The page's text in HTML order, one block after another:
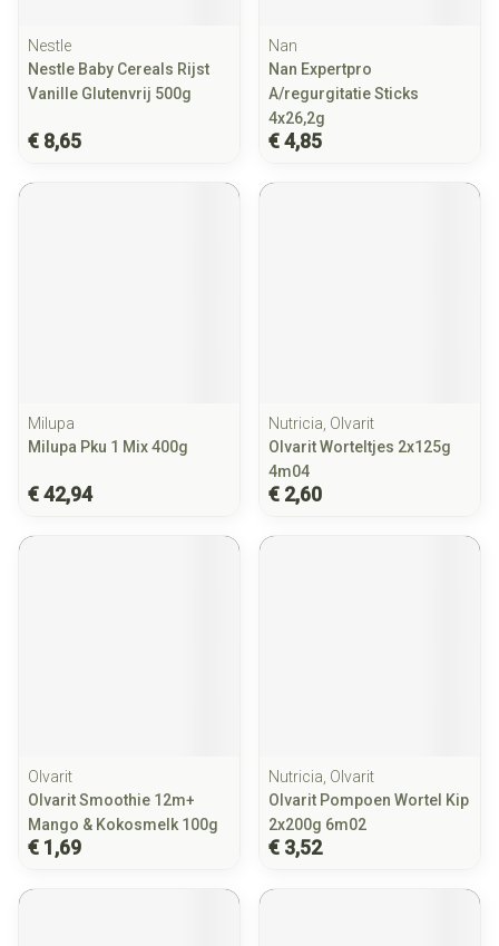
Nestle
Nestle Baby Cereals Rijst
Vanille Glutenvrij 500g
€ 8,65
Nan
Nan Expertpro
A/regurgitatie Sticks
4x26,2g
€ 4,85
Milupa
Milupa Pku 1 Mix 400g
€ 42,94
Nutricia, Olvarit
Olvarit Worteltjes 2x125g
4m04
€ 2,60
Olvarit
Olvarit Smoothie 12m+
Mango & Kokosmelk 100g
€ 1,69
Nutricia, Olvarit
Olvarit Pompoen Wortel Kip
2x200g 6m02
€ 3,52